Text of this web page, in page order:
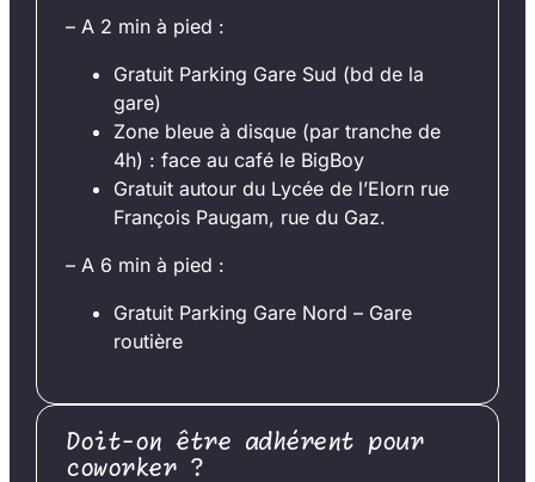
– A 2 min à pied :
Gratuit Parking Gare Sud (bd de la
gare)
Zone bleue à disque (par tranche de
4h) : face au café le BigBoy
Gratuit autour du Lycée de l’Elorn rue
François Paugam, rue du Gaz.
– A 6 min à pied :
Gratuit Parking Gare Nord – Gare
routière
Doit-on être adhérent pour
coworker ?